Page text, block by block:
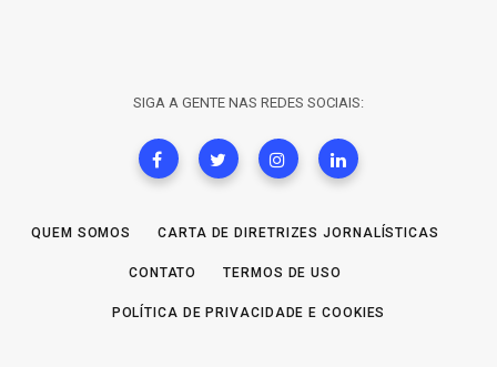
SIGA A GENTE NAS REDES SOCIAIS:
QUEM SOMOS CARTA DE DIRETRIZES JORNALÍSTICAS
CONTATO TERMOS DE USO
POLÍTICA DE PRIVACIDADE E COOKIES